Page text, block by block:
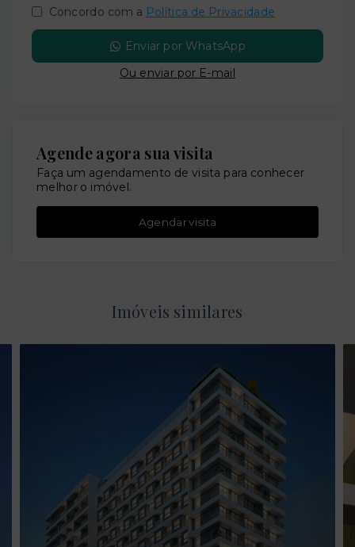
Concordo com a Política de Privacidade
Enviar por WhatsApp
Ou enviar por E-mail
Agende agora sua visita
Faça um agendamento de visita para conhecer
melhor o imóvel.
Agendar visita
Imóveis similares